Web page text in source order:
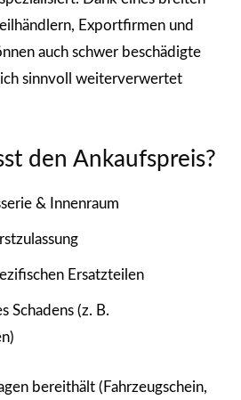
Exportfirmen und
auch schwer beschädigte
sinnvoll weiterverwertet
den Ankaufspreis?
& Innenraum
Ersatzteilen
Schadens (z. B.
bereithält (Fahrzeugschein,